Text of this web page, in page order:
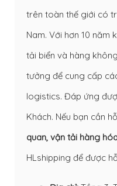
trên toàn thế giới có
Nam. Với hơn 10 năm
tải biển và hàng
tưởng để cung cấp
logistics. Đáp ứng
Khách. Nếu bạn cần
quan, vận tải hàng
HLshipping để được